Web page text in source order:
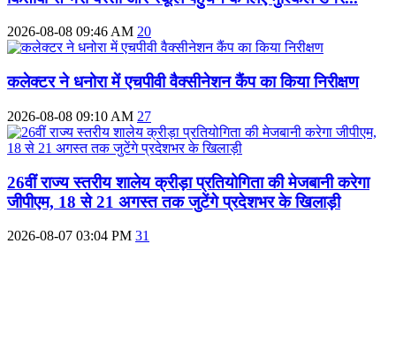
2026-08-08 09:46 AM 20
कलेक्टर ने धनोरा में एचपीवी वैक्सीनेशन कैंप का किया निरीक्षण
2026-08-08 09:10 AM 27
26वीं राज्य स्तरीय शालेय क्रीड़ा प्रतियोगिता की मेजबानी करेगा
जीपीएम, 18 से 21 अगस्त तक जुटेंगे प्रदेशभर के खिलाड़ी
2026-08-07 03:04 PM 31